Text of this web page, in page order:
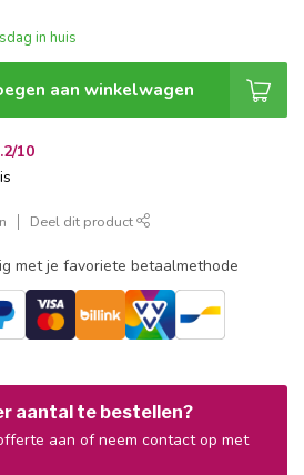
in huis
aan winkelwagen
10
Deel dit product
met je favoriete betaalmethode
aantal te bestellen?
aan of neem contact op met